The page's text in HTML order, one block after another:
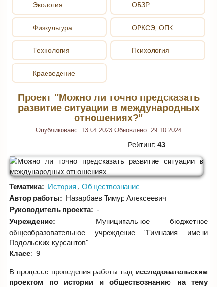
Экология ОБЗР
Физкультура
Технология
Краеведение
ОРКСЭ, ОПК
Психология
Проект "Можно ли точно предсказать
развитие ситуации в международных
отношениях?"
Опубликовано: 13.04.2023 Обновлено: 29.10.2024
Рейтинг: 43
Тематика: История
Обществознание
Автор работы: Назарбаев Тимур Алексеевич
Руководитель проекта: -
Учреждение:
Муниципальное бюджетное
общеобразовательное учреждение "Гимназия имени
Подольских курсантов"
Класс: 9
В процессе проведения работы над исследовательским
проектом по истории и обществознанию на тему